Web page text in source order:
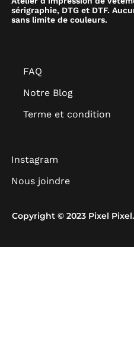
sérigraphie, DTG et DTF.
sans limite de couleurs.
FAQ
Notre Blog
Terme et condition
Instagram
Nous joindre
Copyright © 2023 Pixel